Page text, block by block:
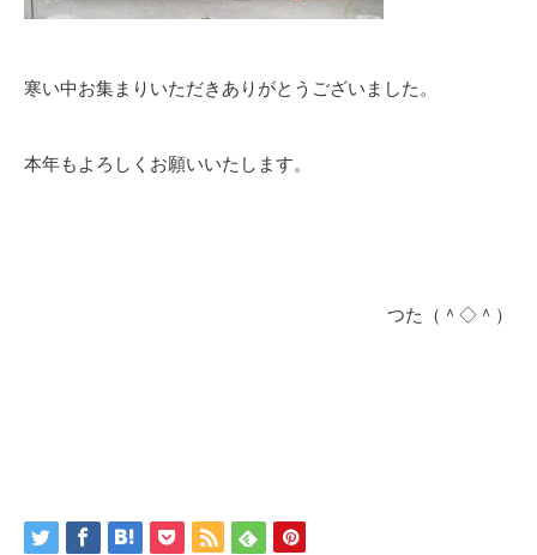
寒い中お集まりいただきありがとうございました。
本年もよろしくお願いいたします。
つた（＾◇＾）